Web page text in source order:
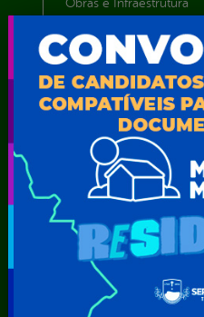
Obras e Infraestrutura
Secretaria de
Secretaria de
Secretaria de
Secretaria Municipal da
Secretaria Municipal de
Secretaria Municipal
SEMARH / Secretaria de
Secretaria Municipal de
Secretaria Municipal de
Secretaria Municipal de
Secretaria Municipal de
Secretaria Municipal de
Secretaria Municipal de